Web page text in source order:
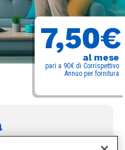
7,50€
al mese
pari a 90€ di Corrispettivo
Annuo per fornitura